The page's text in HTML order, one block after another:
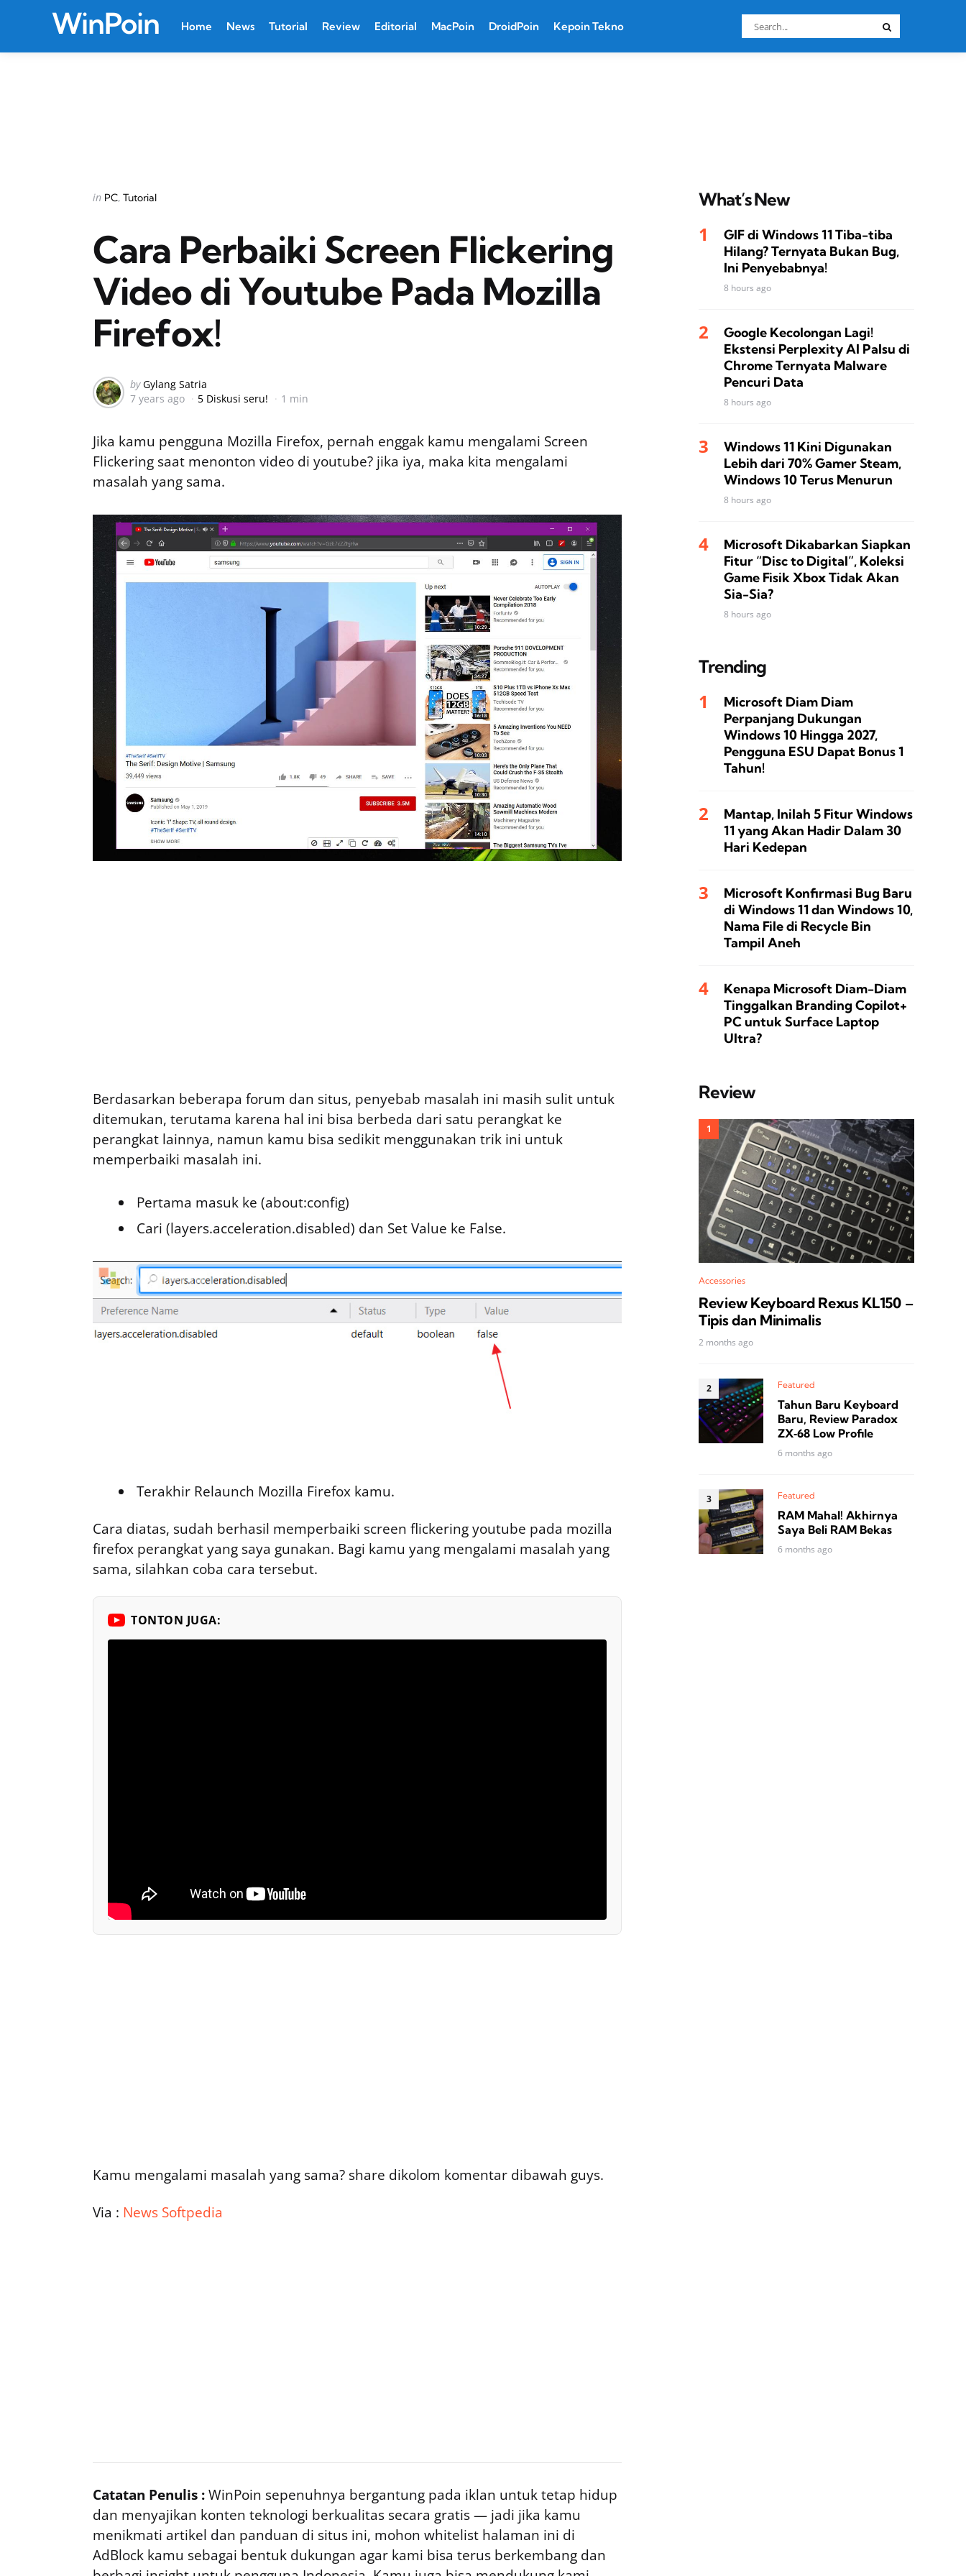
WinPoin Home News Tutorial Review Editorial MacPoin DroidPoin Kepoin Tekno
Search
for:
Categories
Posted
in PC Tutorial
Cara Perbaiki Screen Flickering
Video di Youtube Pada Mozilla
Firefox!
Posted
by
by Gylang Satria
7 years ago
5 Diskusi seru! 1 min
Jika kamu pengguna Mozilla Firefox, pernah enggak kamu mengalami Screen
Flickering saat menonton video di youtube? jika iya, maka kita mengalami
masalah yang sama.
Berdasarkan beberapa forum dan situs, penyebab masalah ini masih sulit untuk
ditemukan, terutama karena hal ini bisa berbeda dari satu perangkat ke
perangkat lainnya, namun kamu bisa sedikit menggunakan trik ini untuk
memperbaiki masalah ini.
Pertama masuk ke (about:config)
Cari (layers.acceleration.disabled) dan Set Value ke False.
Terakhir Relaunch Mozilla Firefox kamu.
Cara diatas, sudah berhasil memperbaiki screen flickering youtube pada mozilla
firefox perangkat yang saya gunakan. Bagi kamu yang mengalami masalah yang
sama, silahkan coba cara tersebut.
TONTON JUGA:
Kamu mengalami masalah yang sama? share dikolom komentar dibawah guys.
Via : News Softpedia
Catatan Penulis :WinPoin sepenuhnya bergantung pada iklan untuk tetap hidup
dan menyajikan konten teknologi berkualitas secara gratis — jadi jika kamu
menikmati artikel dan panduan di situs ini, mohon whitelist halaman ini di
AdBlock kamu sebagai bentuk dukungan agar kami bisa terus berkembang dan
What’s New
GIF di Windows 11 Tiba-tiba
Hilang? Ternyata Bukan Bug,
Ini Penyebabnya!
8 hours ago
Google Kecolongan Lagi!
Ekstensi Perplexity AI Palsu di
Chrome Ternyata Malware
Pencuri Data
8 hours ago
Windows 11 Kini Digunakan
Lebih dari 70% Gamer Steam,
Windows 10 Terus Menurun
8 hours ago
Microsoft Dikabarkan Siapkan
Fitur “Disc to Digital”, Koleksi
Game Fisik Xbox Tidak Akan
Sia-Sia?
8 hours ago
Trending
Microsoft Diam Diam
Perpanjang Dukungan
Windows 10 Hingga 2027,
Pengguna ESU Dapat Bonus 1
Tahun!
Mantap, Inilah 5 Fitur Windows
11 yang Akan Hadir Dalam 30
Hari Kedepan
Microsoft Konfirmasi Bug Baru
di Windows 11 dan Windows 10,
Nama File di Recycle Bin
Tampil Aneh
Kenapa Microsoft Diam-Diam
Tinggalkan Branding Copilot+
PC untuk Surface Laptop
Ultra?
Review
Accessories
Review Keyboard Rexus KL150 –
Tipis dan Minimalis
2 months ago
Featured
Tahun Baru Keyboard
Baru, Review Paradox
ZX‑68 Low Profile
6 months ago
Featured
RAM Mahal! Akhirnya
Saya Beli RAM Bekas
6 months ago